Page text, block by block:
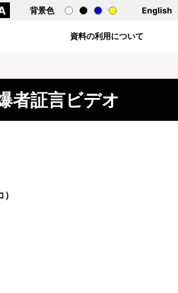
背景色 English
資料の利用について
者証言ビデオ